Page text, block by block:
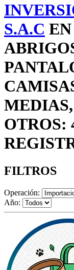
S.A.C
OTROS:
FILTROS
Operación:
Año: